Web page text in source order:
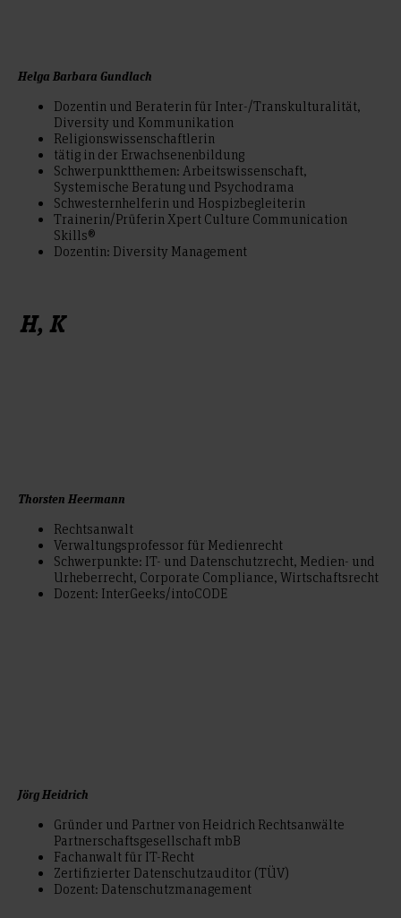
Helga Barbara Gundlach
Dozentin und Beraterin für Inter-/Transkulturalität,
Diversity und Kommunikation
Religionswissenschaftlerin
tätig in der Erwachsenenbildung
Schwerpunktthemen: Arbeitswissenschaft,
Systemische Beratung und Psychodrama
Schwesternhelferin und Hospizbegleiterin
Trainerin/Prüferin Xpert Culture Communication
Skills®
Dozentin: Diversity Management
H, K
Thorsten Heermann
Rechtsanwalt
Verwaltungsprofessor für Medienrecht
Schwerpunkte: IT- und Datenschutzrecht, Medien- und
Urheberrecht, Corporate Compliance, Wirtschaftsrecht
Dozent: InterGeeks/intoCODE
Jörg Heidrich
Gründer und Partner von Heidrich Rechtsanwälte
Partnerschaftsgesellschaft mbB
Fachanwalt für IT-Recht
Zertifizierter Datenschutzauditor (TÜV)
Dozent: Datenschutzmanagement